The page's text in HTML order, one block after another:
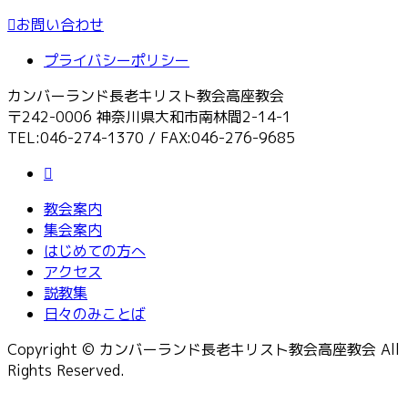
お問い合わせ
プライバシーポリシー
カンバーランド長老キリスト教会高座教会
〒242-0006 神奈川県大和市南林間2-14-1
TEL:046-274-1370 / FAX:046-276-9685
教会案内
集会案内
はじめての方へ
アクセス
説教集
日々のみことば
Copyright © カンバーランド長老キリスト教会高座教会 All
Rights Reserved.